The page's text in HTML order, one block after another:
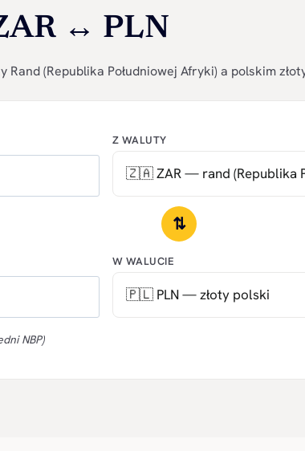
↔ PLN
(Republika Południowej Afryki) a polskim
Z WALUTY
⇅
W WALUCIE
NBP)